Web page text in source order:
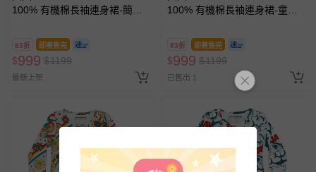
100% 有機棉長袖連身裙-簡筆
83折 即將售完
$999 $1199
最新上架
100% 有機棉長袖連身裙-童趣
83折 即將售完
$999 $1199
已售出 1